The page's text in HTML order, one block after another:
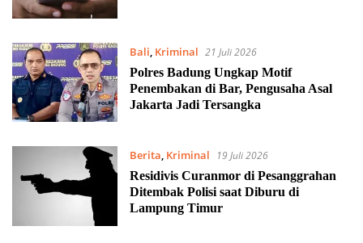
Bali, Kriminal 21 Juli 2026
Polres Badung Ungkap Motif
Penembakan di Bar, Pengusaha Asal
Jakarta Jadi Tersangka
Berita, Kriminal
19 Juli 2026
Residivis Curanmor di Pesanggrahan
Ditembak Polisi saat Diburu di
Lampung Timur